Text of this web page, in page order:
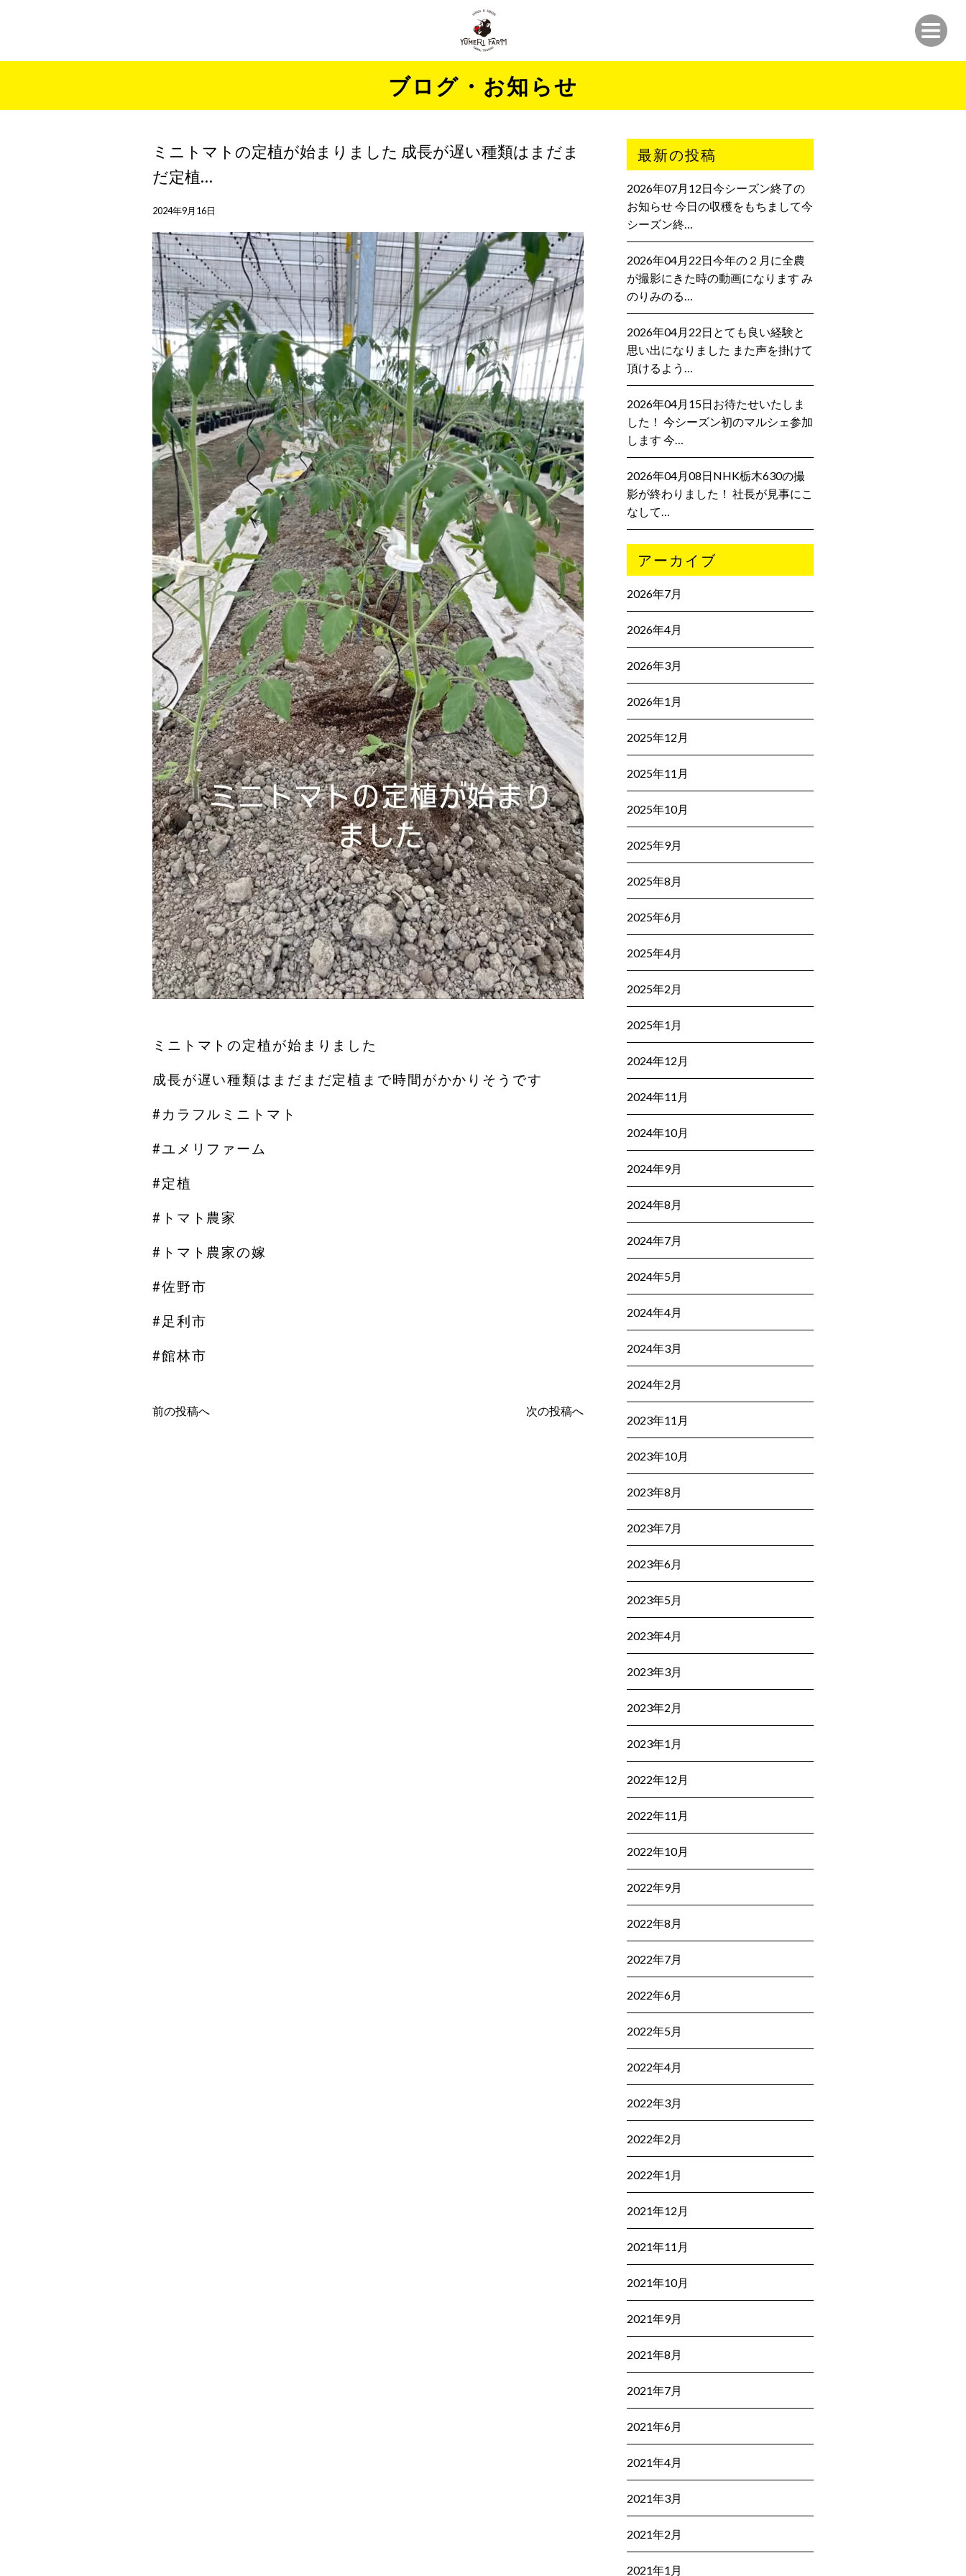
ブログ・お知らせ
ミニトマトの定植が始まりました 成長が遅い種類はまだま
だ定植…
2024年9月16日
ミニトマトの定植が始まりました
成長が遅い種類はまだまだ定植まで時間がかかりそうです
#カラフルミニトマト
#ユメリファーム
#定植
#トマト農家
#トマト農家の嫁
#佐野市
#足利市
#館林市
前の投稿へ 次の投稿へ
最新の投稿
2026年07月12日今シーズン終了の
お知らせ 今日の収穫をもちまして今
シーズン終…
2026年04月22日今年の２月に全農
が撮影にきた時の動画になります み
のりみのる…
2026年04月22日とても良い経験と
思い出になりました また声を掛けて
頂けるよう…
2026年04月15日お待たせいたしま
した！ 今シーズン初のマルシェ参加
します 今…
2026年04月08日NHK栃木630の撮
影が終わりました！ 社長が見事にこ
なして…
アーカイブ
2026年7月
2026年4月
2026年3月
2026年1月
2025年12月
2025年11月
2025年10月
2025年9月
2025年8月
2025年6月
2025年4月
2025年2月
2025年1月
2024年12月
2024年11月
2024年10月
2024年9月
2024年8月
2024年7月
2024年5月
2024年4月
2024年3月
2024年2月
2023年11月
2023年10月
2023年8月
2023年7月
2023年6月
2023年5月
2023年4月
2023年3月
2023年2月
2023年1月
2022年12月
2022年11月
2022年10月
2022年9月
2022年8月
2022年7月
2022年6月
2022年5月
2022年4月
2022年3月
2022年2月
2022年1月
2021年12月
2021年11月
2021年10月
2021年9月
2021年8月
2021年7月
2021年6月
2021年4月
2021年3月
2021年2月
2021年1月